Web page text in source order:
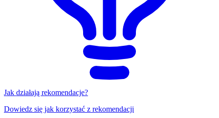
Jak działają rekomendacje?
Dowiedz się jak korzystać z rekomendacji